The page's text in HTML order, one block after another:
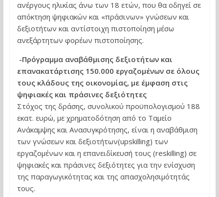
ανέργους ηλικίας άνω των 18 ετών, που θα οδηγεί σε
απόκτηση ψηφιακών και «πράσινων» γνώσεων και
δεξιοτήτων και αντίστοιχη πιστοποίηση μέσω
ανεξάρτητων φορέων πιστοποίησης.
-Πρόγραμμα αναβάθμισης δεξιοτήτων και
επανακατάρτισης 150.000 εργαζομένων σε όλους
τους κλάδους της οικονομίας, με έμφαση στις
ψηφιακές και πράσινες δεξιότητες
Στόχος της δράσης, συνολικού προϋπολογισμού 188
εκατ. ευρώ, με χρηματοδότηση από το Ταμείο
Ανάκαμψης και Ανασυγκρότησης, είναι η αναβάθμιση
των γνώσεων και δεξιοτήτων(upskilling) των
εργαζομένων και η επανειδίκευσή τους (reskilling) σε
ψηφιακές και πράσινες δεξιότητες για την ενίσχυση
της παραγωγικότητας και της απασχολησιμότητάς
τους.